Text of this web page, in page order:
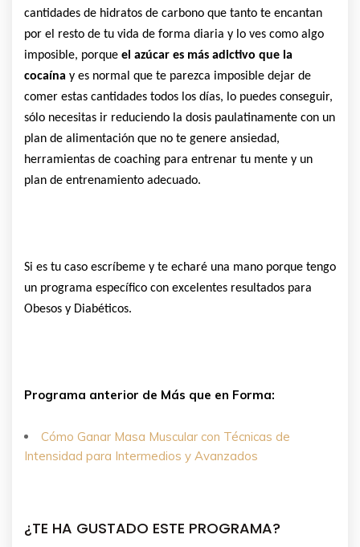
cantidades de hidratos de carbono que tanto te encantan
por el resto de tu vida de forma diaria y lo ves como algo
imposible, porque el azúcar es más adictivo que la
cocaína y es normal que te parezca imposible dejar de
comer estas cantidades todos los días, lo puedes conseguir,
sólo necesitas ir reduciendo la dosis paulatinamente con un
plan de alimentación que no te genere ansiedad,
herramientas de coaching para entrenar tu mente y un
plan de entrenamiento adecuado.
Si es tu caso escríbeme y te echaré una mano porque tengo
un programa específico con excelentes resultados para
Obesos y Diabéticos.
Programa anterior de Más que en Forma:
Cómo Ganar Masa Muscular con Técnicas de
Intensidad para Intermedios y Avanzados
¿TE HA GUSTADO ESTE PROGRAMA?